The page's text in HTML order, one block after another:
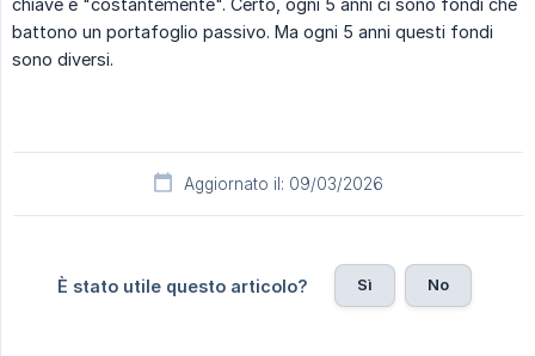
battono un portafoglio passivo. Ma ogni 5 anni questi fondi
sono diversi.
Aggiornato il: 09/03/2026
È stato utile questo articolo? Sì No